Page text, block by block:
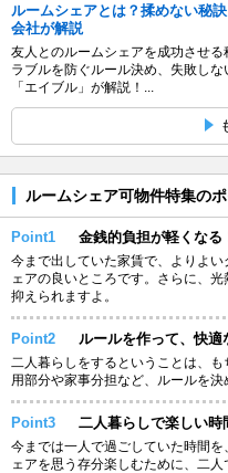
ルームシェアとは？揉めない秘
会社が解説
友人とのルームシェアを成功させ
ラブルを防ぐルール決め、失敗し
「エイブル」が解説！...
ルームシェア可物件特集の
Point1 金銭的負担が軽くなる
今まで出していた家賃で、よりよ
ェアの良いところです。さらに、
抑えられますよ。
Point2 ルールを作って、快
二人暮らしをするということは、
用部分や家事分担など、ルールを決
Point3 二人暮らしで楽しい時
今までは一人で過ごしていた時間
ェアを思う存分楽しむために、二